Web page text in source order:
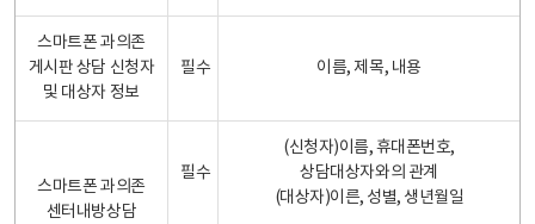
스마트폰 과의존
게시판 상담 신청자
및 대상자 정보
필수 이름, 제목, 내용
스마트폰 과의존
센터내방상담
필수
(신청자)이름, 휴대폰번호,
상담대상자와의 관계
(대상자)이른, 성별, 생년월일